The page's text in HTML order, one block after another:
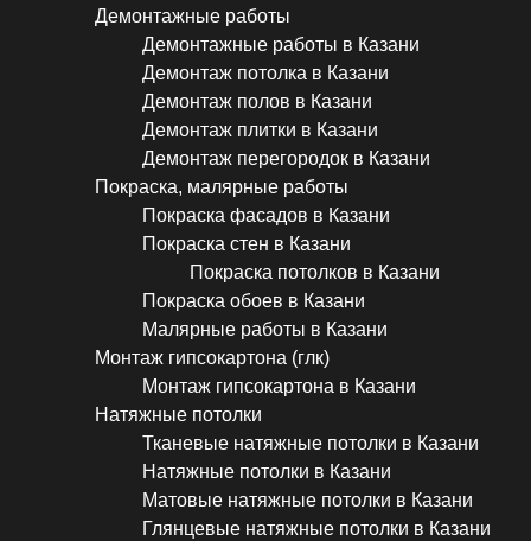
Демонтажные работы
Демонтажные работы в Казани
Демонтаж потолка в Казани
Демонтаж полов в Казани
Демонтаж плитки в Казани
Демонтаж перегородок в Казани
Покраска, малярные работы
Покраска фасадов в Казани
Покраска стен в Казани
Покраска потолков в Казани
Покраска обоев в Казани
Малярные работы в Казани
Монтаж гипсокартона (глк)
Монтаж гипсокартона в Казани
Натяжные потолки
Тканевые натяжные потолки в Казани
Натяжные потолки в Казани
Матовые натяжные потолки в Казани
Глянцевые натяжные потолки в Казани